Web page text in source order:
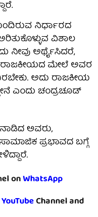
ನಿರ್ಧಾರದ
ವಿಶಾಲ
ನೀವು ಅರ್ಥೈಸಿದರೆ,
ರಾಜಕೀಯದ ಮೇಲೆ ಅವರ
ಅದು ರಾಜಕೀಯ
ಎಂದು ಚಂದ್ರಚೂಡ್
ಅವರು,
ಪ್ರಭಾವದ ಬಗ್ಗೆ
onWhatsApp
YouTubeChannel and